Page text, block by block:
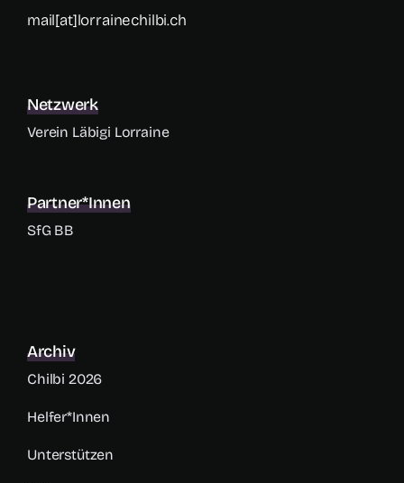
mail[at]lorrainechilbi.ch
Netzwerk
Verein Läbigi Lorraine
Partner*innen
SfG BB
Archiv
Chilbi 2026
Helfer*innen
Unterstützen